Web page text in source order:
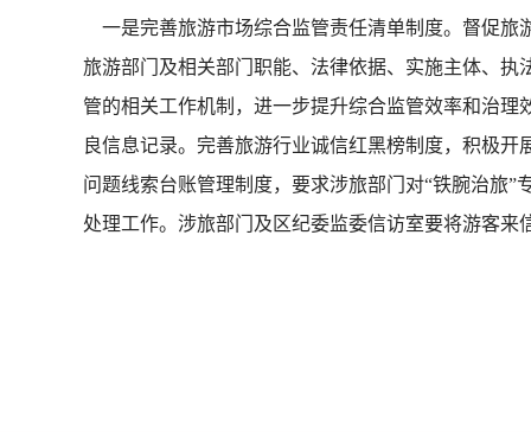
一是完善旅游市场综合监管责任清单制度。督促旅
旅游部门及相关部门职能、法律依据、实施主体、
管的相关工作机制，进一步提升综合监管效率和治
良信息记录。完善旅游行业诚信红黑榜制度，积极
问题线索台账管理制度，要求涉旅部门对“铁腕治旅
处理工作。涉旅部门及区纪委监委信访室要将游客